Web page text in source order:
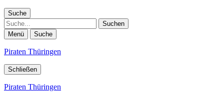
Suche
Suche
Menü Suche
Piraten Thüringen
Schließen
Piraten Thüringen